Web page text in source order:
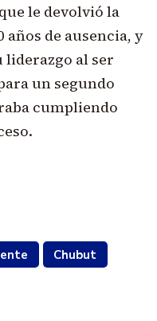
le devolvió la
años de ausencia, y
al ser
un segundo
cumpliendo
Chubut